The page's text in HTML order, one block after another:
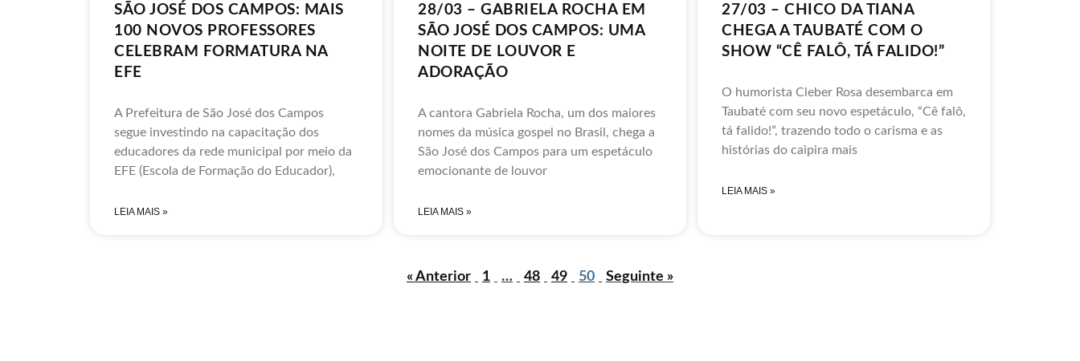
SÃO JOSÉ DOS CAMPOS: MAIS
100 NOVOS PROFESSORES
CELEBRAM FORMATURA NA
EFE
A Prefeitura de São José dos Campos
segue investindo na capacitação dos
educadores da rede municipal por meio da
EFE (Escola de Formação do Educador),
LEIA MAIS »
28/03 – GABRIELA ROCHA EM
SÃO JOSÉ DOS CAMPOS: UMA
NOITE DE LOUVOR E
ADORAÇÃO
A cantora Gabriela Rocha, um dos maiores
nomes da música gospel no Brasil, chega a
São José dos Campos para um espetáculo
emocionante de louvor
LEIA MAIS »
27/03 – CHICO DA TIANA
CHEGA A TAUBATÉ COM O
SHOW “CÊ FALÔ, TÁ FALIDO!”
O humorista Cleber Rosa desembarca em
Taubaté com seu novo espetáculo, “Cê falô,
tá falido!”, trazendo todo o carisma e as
histórias do caipira mais
LEIA MAIS »
« Anterior 1 … 48 49 50 Seguinte »